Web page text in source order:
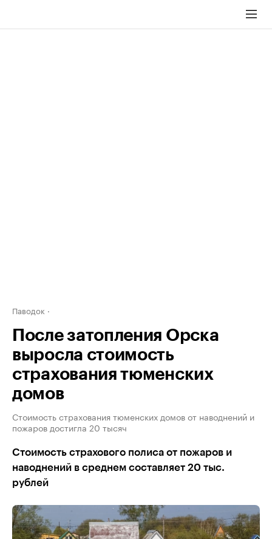
Паводок
После затопления Орска
выросла стоимость
страхования тюменских
домов
Стоимость страхования тюменских домов от наводнений и
пожаров достигла 20 тысяч
Стоимость страхового полиса от пожаров и
наводнений в среднем составляет 20 тыс.
рублей